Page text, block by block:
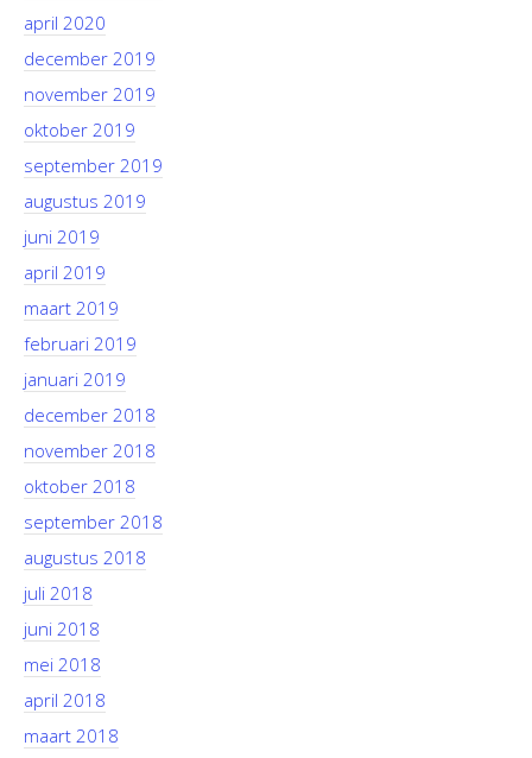
april 2020
december 2019
november 2019
oktober 2019
september 2019
augustus 2019
juni 2019
april 2019
maart 2019
februari 2019
januari 2019
december 2018
november 2018
oktober 2018
september 2018
augustus 2018
juli 2018
juni 2018
mei 2018
april 2018
maart 2018